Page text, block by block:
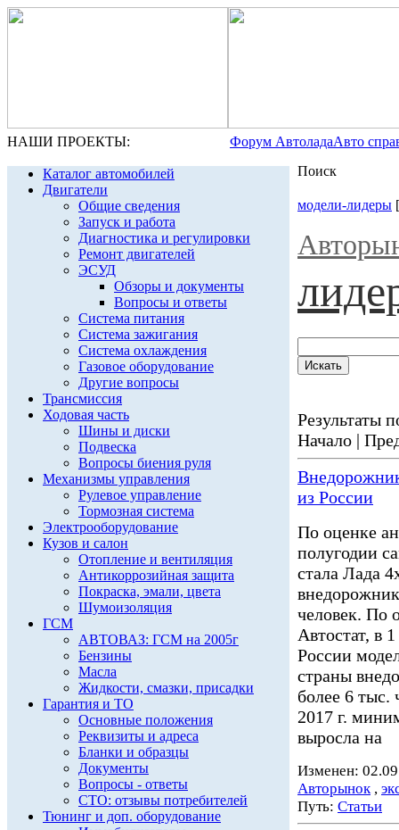
НАШИ ПРОЕКТЫ: Форум АвтоладаАвто
Каталог автомобилей
Двигатели
Общие сведения
Запуск и работа
Диагностика и регулировки
Ремонт двигателей
ЭСУД
Обзоры и документы
Вопросы и ответы
Система питания
Система зажигания
Система охлаждения
Газовое оборудование
Другие вопросы
Трансмиссия
Ходовая часть
Шины и диски
Подвеска
Вопросы биения руля
Механизмы управления
Рулевое управление
Тормозная система
Электрооборудование
Кузов и салон
Отопление и вентиляция
Антикоррозийная защита
Покраска, эмали, цвета
Шумоизоляция
ГСМ
АВТОВАЗ: ГСМ на 2005г
Бензины
Масла
Жидкости, смазки, присадки
Гарантия и ТО
Основные положения
Реквизиты и адреса
Бланки и образцы
Документы
Вопросы - ответы
СТО: отзывы потребителей
Тюнинг и доп. оборудование
Поиск
модели-лидеры [
Результаты
Начало |
из России
По оценке
полугодии
стала Лада
человек. По
Автостат, в
России
страны
более 6 тыс.
2017 г.
выросла на
Изменен:
Авторынок,
Путь: Статьи